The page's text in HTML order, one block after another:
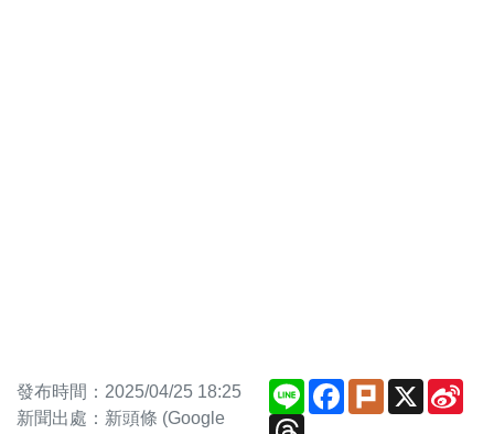
發布時間：2025/04/25 18:25
新聞出處：新頭條 (Google
Line Facebook
Plurk X